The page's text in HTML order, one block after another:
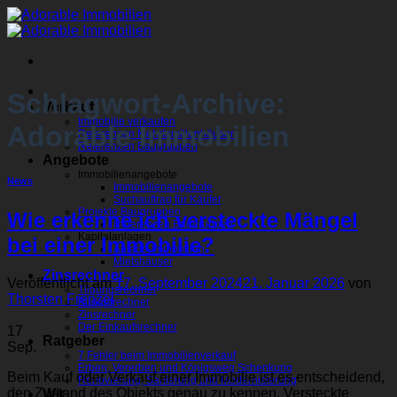
Zum
Inhalt
Verkauf
Immobilie verkaufen
Referenzen Mehrfamilienhäuser
Referenzen Baugruppen
Angebote
Immobilienangebote
Immobilienangebote
Suchauftrag für Käufer
Projekte Baugruppen
Referenzen Baugruppen
Kapitalanlagen
Anlage-Immobilien
Mietshäuser
Zinsrechner
Tilgungsrechner
Budgetrechner
Zinsrechner
Der Einkaufsrechner
Ratgeber
7 Fehler beim Immobilienverkauf
Erben, Vererben und Königsweg Schenkung
Renovierung, Sanierung und Modernisierung
Wir
Schlagwort-Archive:
Adorable Immobilien
News
Wie erkenne ich versteckte Mängel
bei einer Immobilie?
Veröffentlicht am17. September 202421. Januar 2026 von
Thorsten Frenzel
17
Sep.
Beim Kauf oder Verkauf einer Immobilie ist es entscheidend,
den Zustand des Objekts genau zu kennen. Versteckte